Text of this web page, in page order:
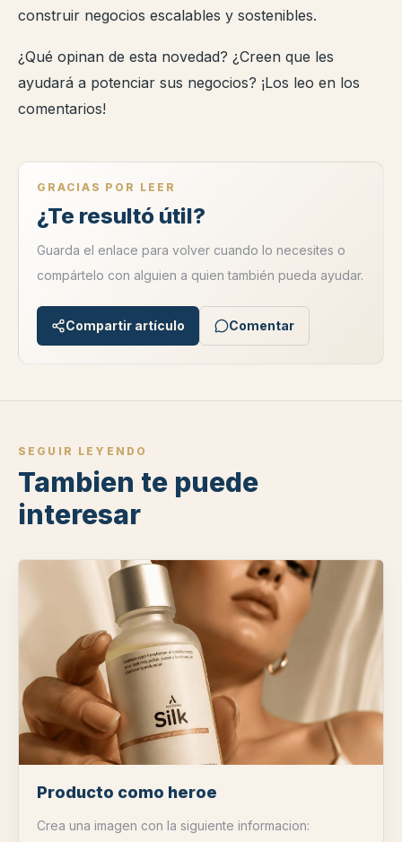
construir negocios escalables y sostenibles.
¿Qué opinan de esta novedad? ¿Creen que les
ayudará a potenciar sus negocios? ¡Los leo en los
comentarios!
GRACIAS POR LEER
¿Te resultó útil?
Guarda el enlace para volver cuando lo necesites o
compártelo con alguien a quien también pueda ayudar.
Compartir artículo Comentar
SEGUIR LEYENDO
Tambien te puede
interesar
Producto como heroe
Crea una imagen con la siguiente informacion: